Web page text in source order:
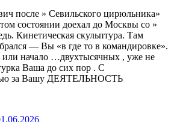
после » Севильского цирюльника»
состоянии доехал до Москвы со »
Кинетическая скульптура. Там
— Вы «в где то в командировке».
или начало …двухтысячных , уже не
Ваша до сих пор . С
за Вашу ДЕЯТЕЛЬНОСТЬ